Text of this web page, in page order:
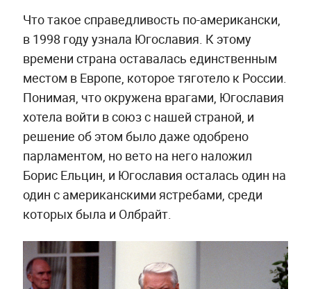
Что такое справедливость по-американски,
в 1998 году узнала Югославия. К этому
времени страна оставалась единственным
местом в Европе, которое тяготело к России.
Понимая, что окружена врагами, Югославия
хотела войти в союз с нашей страной, и
решение об этом было даже одобрено
парламентом, но вето на него наложил
Борис Ельцин, и Югославия осталась один на
один с американскими ястребами, среди
которых была и Олбрайт.